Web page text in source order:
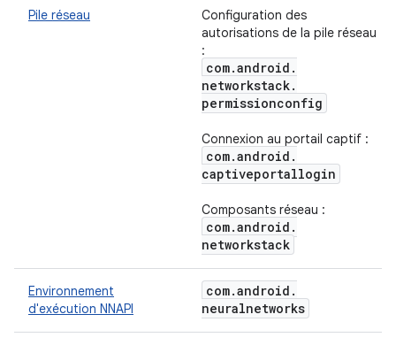
Pile réseau
Configuration des
autorisations de la pile réseau
:
com.android .
networkstack.
permissionconfig
Connexion au portail captif :
com.android .
captiveportallogin
Composants réseau :
com.android .
networkstack
Environnement
d'exécution NNAPI
com.android .
neuralnetworks